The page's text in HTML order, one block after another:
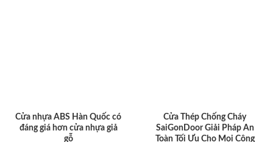
Cửa nhựa ABS Hàn Quốc có
đáng giá hơn cửa nhựa giả
gỗ
Cửa Thép Chống Cháy
SaiGonDoor Giải Pháp An
Toàn Tối Ưu Cho Mọi Công